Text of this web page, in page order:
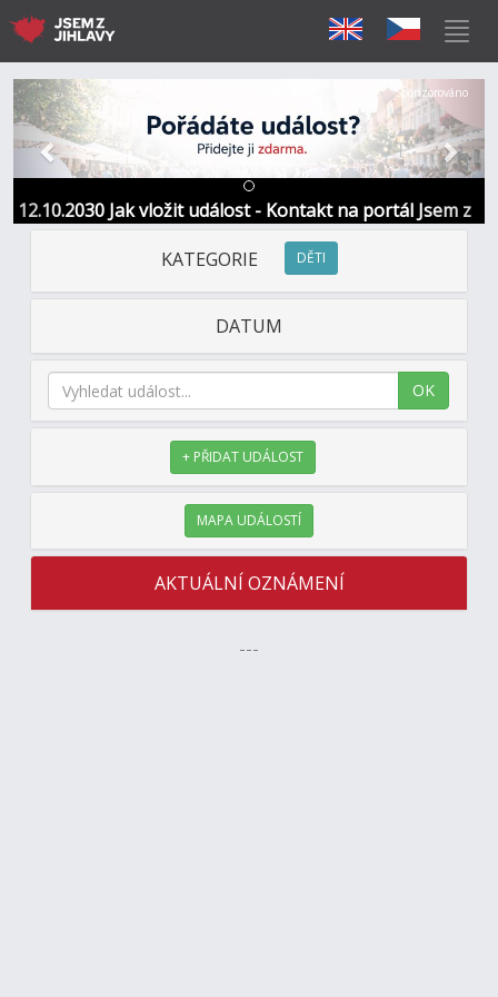
12.10.2030 Jak vložit událost - Kontakt na portál Jsem z
Jihlavy
Předchozí Další
Sponzorováno
KATEGORIE DĚTI
DATUM
OK
+ PŘIDAT UDÁLOST
MAPA UDÁLOSTÍ
AKTUÁLNÍ OZNÁMENÍ
---